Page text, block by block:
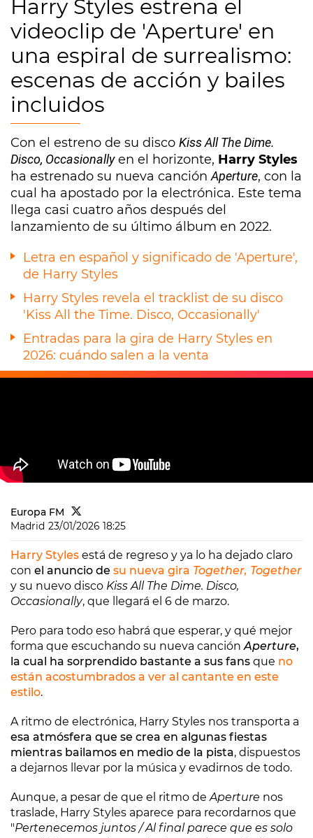
Harry Styles estrena el
videoclip de 'Aperture' en
una espiral de surrealismo:
escenas de acción y bailes
incluidos
Con el estreno de su disco Kiss All The Dime.
Disco, Occasionallyen el horizonte, Harry Styles
ha estrenado su nueva canciónAperture, con la
cual ha apostado por la electrónica. Este tema
llega casi cuatro años después del
lanzamiento de su último álbum en 2022.
Letra en español y significado de 'Aperture',
de Harry Styles
Harry Styles revela el tracklist de su disco
'Kiss All the Time. Disco, Occasionally'
Entradas para la gira de Harry Styles en
2026: cuándo salen a la venta
Europa FM
Madrid 23/01/2026 18:25
Harry Styles está de regreso y ya lo ha dejado claro
con el anuncio de su nueva gira Together, Together
y su nuevo disco Kiss All The Dime. Disco,
Occasionally, que llegará el 6 de marzo.
Pero para todo eso habrá que esperar, y qué mejor
forma que escuchando su nueva canciónAperture,
la cual ha sorprendido bastante a sus fans que no
están acostumbrados a ver al cantante en este
estilo.
A ritmo de electrónica, Harry Styles nos transporta a
esa atmósfera que se crea en algunas fiestas
mientras bailamos en medio de la pista, dispuestos
a dejarnos llevar por la música y evadirnos de todo.
Aunque, a pesar de que el ritmo deAperture nos
traslade, Harry Styles aparece para recordarnos que
"Pertenecemos juntos / Al final parece que es solo